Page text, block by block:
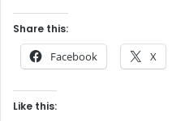
Share this:
Facebook X
Like this: